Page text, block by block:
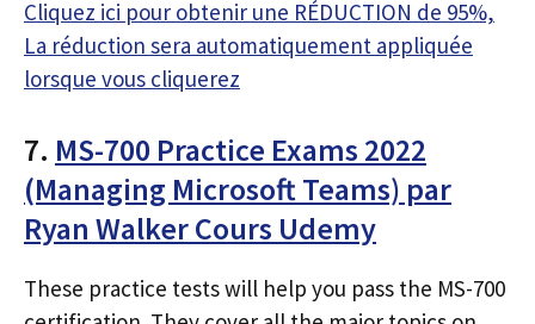
Cliquez ici pour obtenir une RÉDUCTION de 95%,
La réduction sera automatiquement appliquée
lorsque vous cliquerez
7. MS-700 Practice Exams 2022
(Managing Microsoft Teams) par
Ryan Walker Cours Udemy
These practice tests will help you pass the MS-700